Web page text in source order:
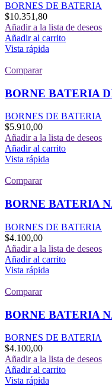
BORNES DE BATERIA
$10.351,80
Añadir a la lista de deseos
Añadir al carrito
Vista rápida
Comparar
BORNE BATERIA
BORNES DE BATERIA
$5.910,00
Añadir a la lista de deseos
Añadir al carrito
Vista rápida
Comparar
BORNE BATERIA
BORNES DE BATERIA
$4.100,00
Añadir a la lista de deseos
Añadir al carrito
Vista rápida
Comparar
BORNE BATERIA
BORNES DE BATERIA
$4.100,00
Añadir a la lista de deseos
Añadir al carrito
Vista rápida